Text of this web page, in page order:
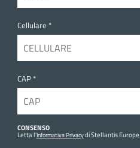
Cellulare *
CAP *
CONSENSO
Letta l'Informativa Privacydi Stellantis Europe